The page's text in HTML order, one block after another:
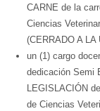
CARNE de la
Ciencias
(CERRADO A
un (1) cargo
dedicación Semi
LEGISLACIÓN
de Ciencias